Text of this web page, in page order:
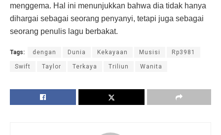
menggema. Hal ini menunjukkan bahwa dia tidak hanya
dihargai sebagai seorang penyanyi, tetapi juga sebagai
seorang penulis lagu berbakat.
Tags: dengan Dunia Kekayaan Musisi Rp3981
Swift Taylor Terkaya Triliun Wanita